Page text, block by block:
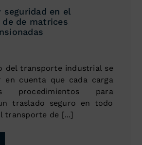
seguridad en el
de matrices
del transporte industrial se
en cuenta que cada carga
procedimientos para
traslado seguro en todo
transporte de [...]